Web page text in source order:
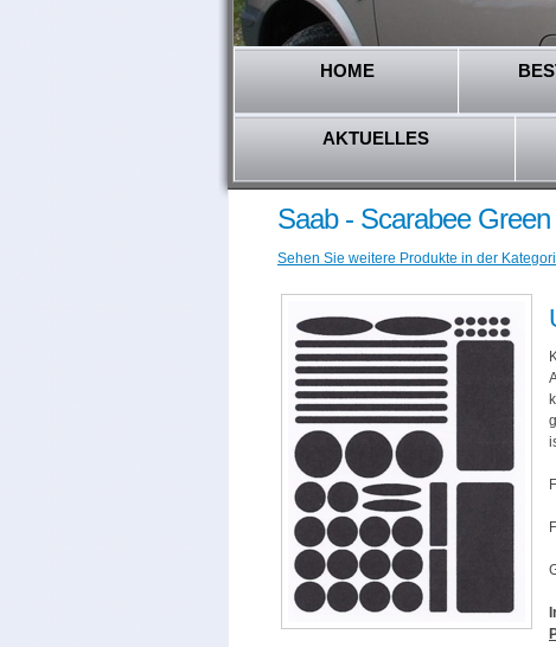
HOME
AKTUELLES
Saab - Scarabee
Sehen Sie weitere Produkte in der